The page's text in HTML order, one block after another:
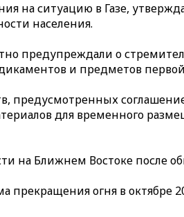
на ситуацию в Газе,
населения.
предупреждали о
и предметов
предусмотренных
для временного
на Ближнем Востоке после
огня в октябре